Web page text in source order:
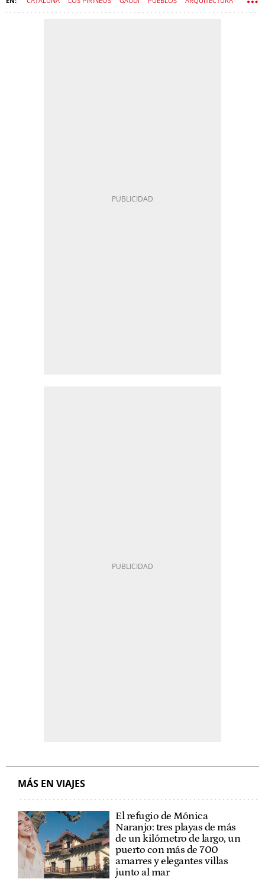
MÁS EN VIAJES
El refugio de Mónica
Naranjo: tres playas de más
de un kilómetro de largo, un
puerto con más de 700
amarres y elegantes villas
junto al mar